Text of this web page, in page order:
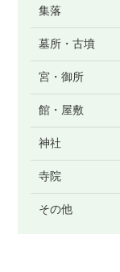
集落
墓所・古墳
宮・御所
館・屋敷
神社
寺院
その他